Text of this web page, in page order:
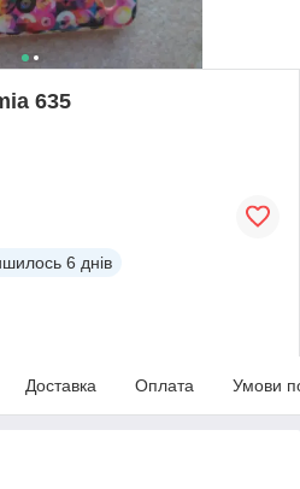
635
6 днів
Доставка Оплата Умови